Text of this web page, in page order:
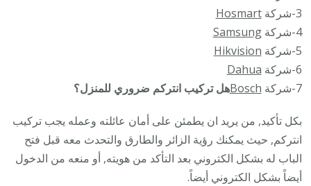
3-شركة
Hosmart
4-شركة
Samsung
5-شركة
Hikvision
6-شركة
Dahua
7-شركة
Boschهل تركيب انتركم ضروري للمنزل؟
بكل تأكيد, من يريد ان يطمئن على أمان عائلته وعمله يجب تركيب
انتركم, حيث يمكنك رؤية الزائر والطارق والتحدث معه قبل فتح
الباب له بشكل الكتروني بعد التأكد من هويته, أو منعه من الدخول
أيضاً بشكل الكتروني أيضاً.